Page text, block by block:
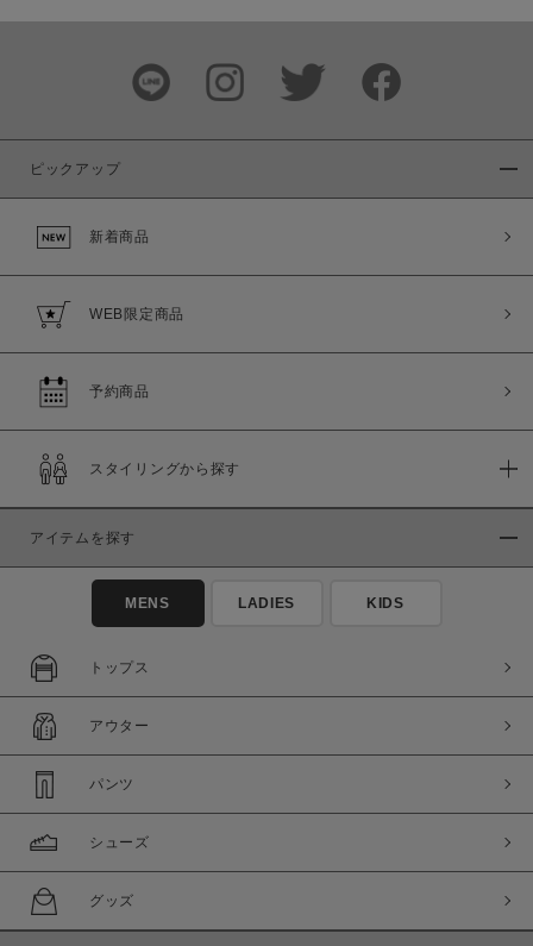
ピックアップ
新着商品
WEB限定商品
予約商品
スタイリングから探す
アイテムを探す
MENS LADIES KIDS
トップス
アウター
パンツ
シューズ
グッズ